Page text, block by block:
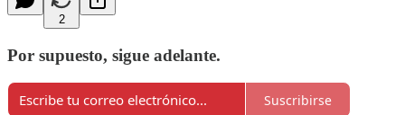
2
Por supuesto, sigue adelante.
Suscribirse